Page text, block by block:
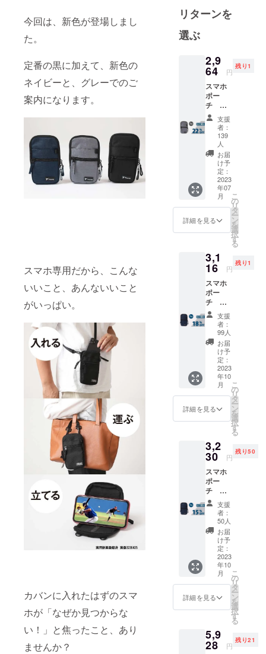
今回は、新色が登場しまし
た。
定番の黒に加えて、新色の
ネイビーと、グレーでのご
案内になります。
スマホ専用だから、こんな
いいこと、あんないいこと
がいっぱい。
カバンに入れたはずのスマ
ホが「なぜか見つからな
い！」と焦ったこと、あり
ませんか？
の商品があ
う思いが込
ます。
日々の生
活、家族や
友人との外
出先で、楽
しい思い出
ができるそ
のそばに、
いっしょに
いてもらえ
るそんな商
品を開発し
ていきま
す。どうぞ
くお願い致
します。
リターンを
選ぶ
2,9
64 円
残り1
スマホ
ポー
チ グ
レー 1
個 一般
販売予
定価
格
3,800円
（税
込・送
料無
料）の
22%オ
フ
支援
者：
139
人
お届
け予
定：
2023
年07
月
詳細を見る
こ
の
リ
タ
ー
ン
を
選
択
す
る
3,1
16 円
残り1
スマホ
ポー
チ ネ
イ
ビー 1
個 一般
販売予
定価
格
3,800円
（税
込・送
料無
料）の
18%オ
支援
者：
99人
お届
け予
定：
2023
年10
月
詳細を見る
こ
の
リ
タ
ー
ン
を
選
択
す
る
3,2
30 円
残り50
スマホ
ポー
チ ネ
イ
ビー 1
個 一般
販売予
定価
格
3,800円
（税
込・送
料無
料）の
15%オ
支援
者：
50人
お届
け予
定：
2023
年10
月
詳細を見る
こ
の
リ
タ
ー
ン
を
選
択
す
る
5,9
28 円
残り21